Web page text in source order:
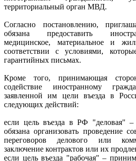
территориальный орган МВД.
Согласно постановлению,
обязана предоставить
медицинское, материальное и
соответствии с условиями,
гарантийных письмах.
Кроме того, принимающая
содействие иностранному
заявленной им цели въезда в
следующих действий:
если цель въезда в РФ "деловая"
обязана организовать проведение
переговоров делового или
заключение контрактов или их
если цель въезда "рабочая" –